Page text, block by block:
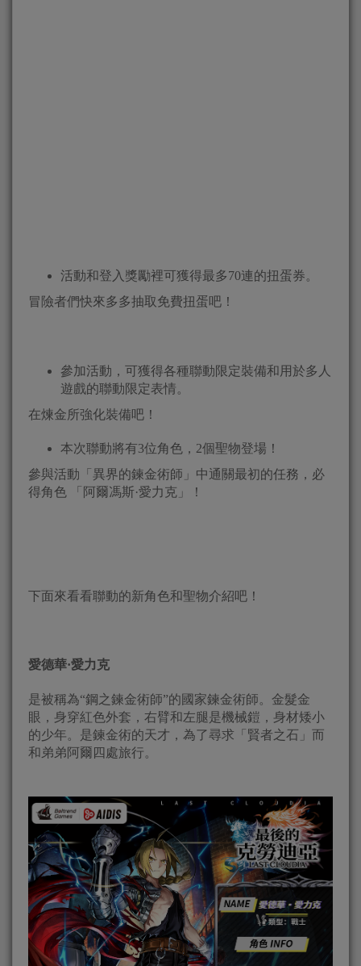
活動和登入獎勵裡可獲得最多70連的扭蛋券。
冒險者們快來多多抽取免費扭蛋吧！
參加活動，可獲得各種聯動限定裝備和用於多人
遊戲的聯動限定表情。
在煉金所強化裝備吧！
本次聯動將有3位角色，2個聖物登場！
參與活動「異界的鍊金術師」中通關最初的任務，必
得角色 「阿爾馮斯·愛力克」！
下面來看看聯動的新角色和聖物介紹吧！
愛德華·愛力克
是被稱為“鋼之鍊金術師”的國家鍊金術師。金髮金
眼，身穿紅色外套，右臂和左腿是機械鎧，身材矮小
的少年。是鍊金術的天才，為了尋求「賢者之石」而
和弟弟阿爾四處旅行。